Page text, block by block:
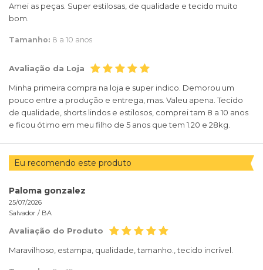
Amei as peças. Super estilosas, de qualidade e tecido muito
bom.
Tamanho: 8 a 10 anos
Avaliação da Loja
Minha primeira compra na loja e super indico. Demorou um
pouco entre a produção e entrega, mas. Valeu apena. Tecido
de qualidade, shorts lindos e estilosos, comprei tam 8 a 10 anos
e ficou ótimo em meu filho de 5 anos que tem 1.20 e 28kg.
Eu recomendo este produto
Paloma gonzalez
25/07/2026
Salvador / BA
Avaliação do Produto
Maravilhoso, estampa, qualidade, tamanho., tecido incrível.